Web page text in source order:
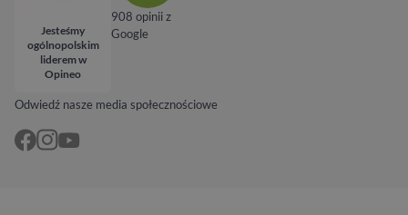
Odwiedź nasze media społecznościowe
Jesteśmy
ogólnopolskim
liderem w
Opineo
908 opinii z
Google